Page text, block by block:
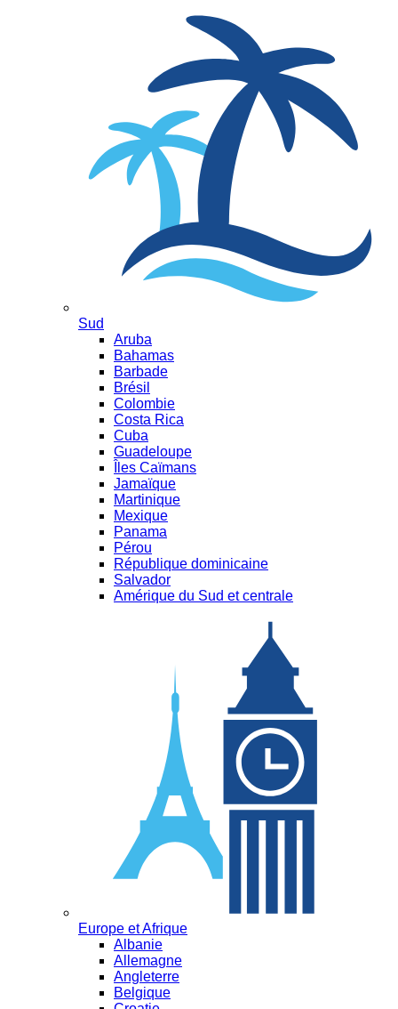
Sud
Aruba
Bahamas
Barbade
Brésil
Colombie
Costa Rica
Cuba
Guadeloupe
Îles Caïmans
Jamaïque
Martinique
Mexique
Panama
Pérou
République dominicaine
Salvador
Amérique du Sud et centrale
Europe et Afrique
Albanie
Allemagne
Angleterre
Belgique